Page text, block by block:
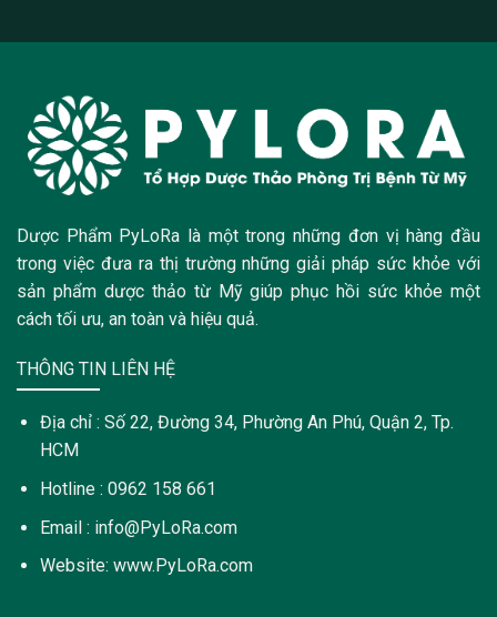
Dược Phẩm PyLoRa là một trong những đơn vị hàng đầu
trong việc đưa ra thị trường những giải pháp sức khỏe với
sản phẩm dược thảo từ Mỹ giúp phục hồi sức khỏe một
cách tối ưu, an toàn và hiệu quả.
THÔNG TIN LIÊN HỆ
Địa chỉ : Số 22, Đường 34, Phường An Phú, Quận 2, Tp.
HCM
Hotline : 0962 158 661
Email : info@PyLoRa.com
Website: www.PyLoRa.com